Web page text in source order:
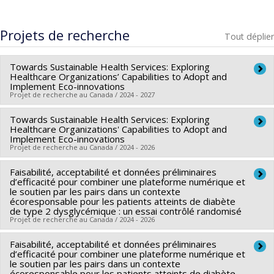
pratique d’audit interne (excluant l’audit financier) au CIUSSS
de l’Est-de-l‘Île-de-Montréal. Travail dirigé.Directrice de
recherche.
la maîtrise en sciences infirmières. Ingram School of Nursing,
Mcgill University. “Perceptions of intensive care nurses on
COVID-19 pandemic”. Projet de recherche clinique.Co-
supervision.
Emilie Hudson (juin – août 2020). Étudiante à la maîtrise en
sciences infirmières. Summer scholarship from the Ingram
School of Nursing, Mcgill University.
strategies for leadership and policy undergraduate training
courses for nursing students: A rapid review”.Stage de
recherche.Co-supervision.
Projets de recherche Tout déplier
Towards Sustainable Health Services: Exploring
Healthcare Organizations’ Capabilities to Adopt and
Implement Eco-innovations
Projet de recherche au Canada / 2024 - 2027
Chercheur principal : Nathalie Clavel
Co-chercheurs : Jean-Louis Denis,Stephan Williams,
Hassane Alami
Sources de financement :
CRSH/Conseil de recherches en
sciences humaines du Canada
Programmes de subvention :PV153480-Subventions de
développement Savoir
Towards Sustainable Health Services: Exploring
Healthcare Organizations' Capabilities to Adopt and
Implement Eco-innovations
Projet de recherche au Canada / 2024 - 2026
Chercheur principal : Nathalie Clavel
Co-chercheurs : Stephan Williams,Hassane Alami,Jean-
Louis Denis
Sources de financement :CRSH/Conseil de recherches en
sciences humaines du Canada
Programmes de subvention :
Faisabilité, acceptabilité et données préliminaires
d’efficacité pour combiner une plateforme numérique et
le soutien par les pairs dans un contexte
écoresponsable pour les patients atteints de diabète
de type 2 dysglycémique : un essai contrôlé randomisé
Projet de recherche au Canada / 2024 - 2026
Chercheur principal : Marie-Pascale Pomey,Jean-Marie
Boutin,Nathalie Clavel
Faisabilité, acceptabilité et données préliminaires
d’efficacité pour combiner une plateforme numérique et
le soutien par les pairs dans un contexte